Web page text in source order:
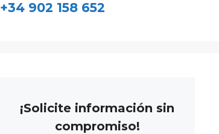
+34 902 158 652
¡Solicite información sin
compromiso!